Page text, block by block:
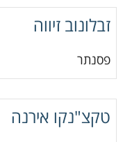
זבלונוב זיווה
פסנתר
טקצ"נקו אירנה